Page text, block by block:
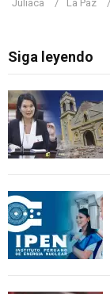
Juliaca
La Paz
Siga leyendo